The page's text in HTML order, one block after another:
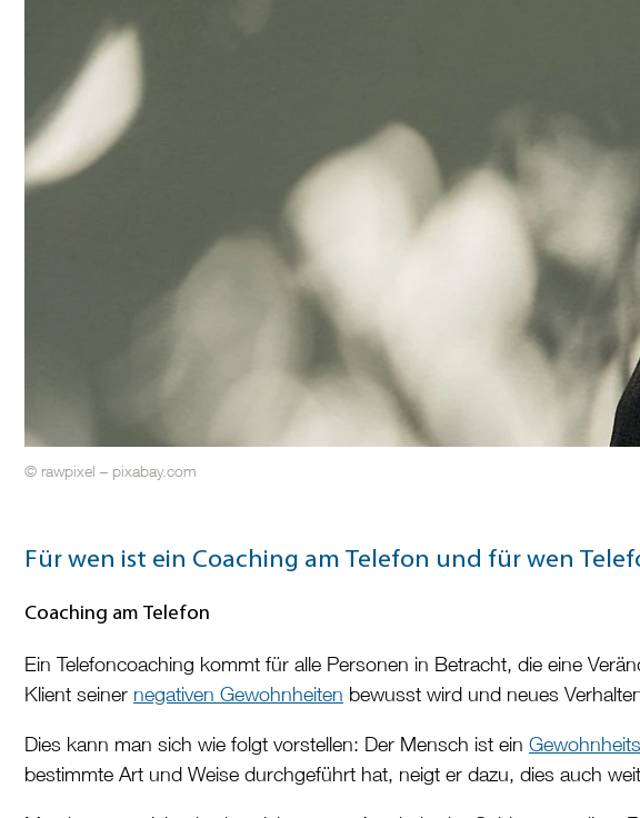
© rawpixel – pixabay.com
Für wen ist ein Coaching am Telefon und für wen
Coaching am Telefon
Ein Telefoncoaching kommt für alle Personen in Betracht, die eine
Klient seiner negativen Gewohnheiten bewusst wird und neues
Dies kann man sich wie folgt vorstellen: Der Mensch ist ein
bestimmte Art und Weise durchgeführt hat, neigt er dazu, dies auch